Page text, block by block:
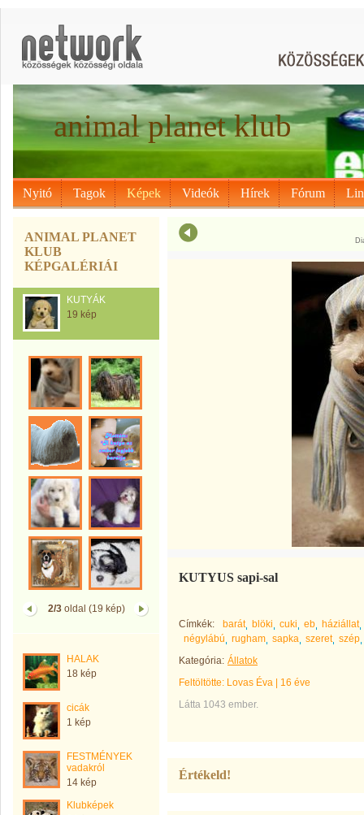
animal planet klub
Nyitó Tagok Képek Videók Hírek Fórum
ANIMAL PLANET
KLUB
KÉPGALÉRIÁI
KUTYÁK
19 kép
2/3oldal (19 kép)
HALAK
18 kép
cicák
1 kép
FESTMÉNYEK
vadakról
14 kép
Klubképek
KUTYUS sapi-sal
Címkék: barát blöki cuki eb
háziállat
négylábú
rugham sapka szeret szép
Kategória: Állatok
Feltöltötte: Lovas Éva
16 éve
Látta 1043 ember.
Értékeld!